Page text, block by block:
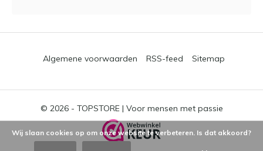
© 2026 - TOPSTORE | Voor mensen met passie
Algemene voorwaarden RSS-feed Sitemap
Wij slaan cookies op om onze website te verbeteren. Is dat akkoord?